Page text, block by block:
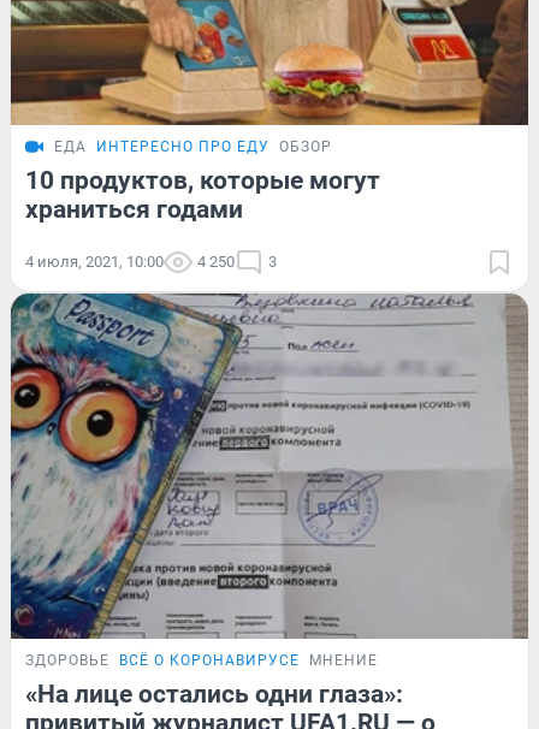
ЕДА ИНТЕРЕСНО ПРО ЕДУ ОБЗОР
10 продуктов, которые могут
храниться годами
4 июля, 2021, 10:00 4 250 3
ЗДОРОВЬЕ ВСЁ О КОРОНАВИРУСЕ МНЕНИЕ
«На лице остались одни глаза»:
привитый журналист UFA1.RU — о